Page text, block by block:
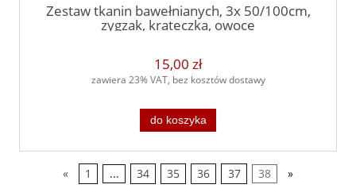
Zestaw tkanin bawełnianych, 3x 50/100cm,
zygzak, krateczka, owoce
15,00 zł
zawiera 23% VAT, bez kosztów dostawy
do koszyka
« 1 ... 34 35 36 37 38 »